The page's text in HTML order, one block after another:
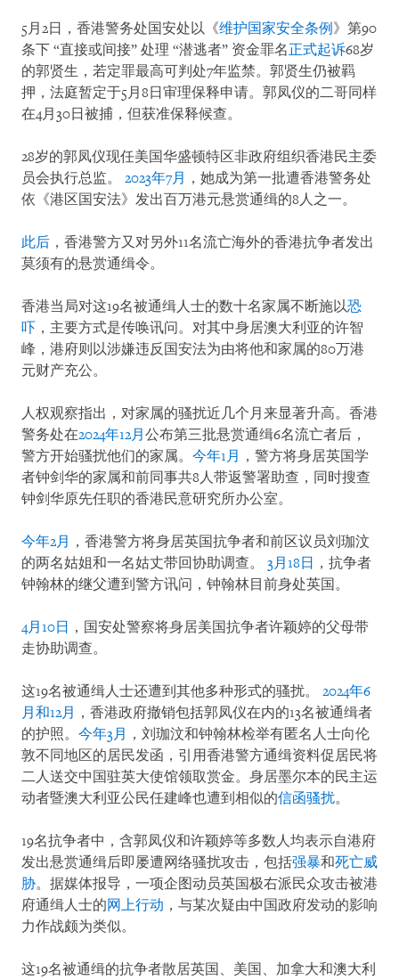
5月2日，香港警务处国安处以《维护国家安全条例 》第90
条下 “直接或间接” 处理 “潜逃者” 资金罪名正式起诉68岁
的郭贤生，若定罪最高可判处7年监禁。郭贤生仍被羁
押，法庭暂定于5月8日审理保释申请。郭凤仪的二哥同样
在4月30日被捕，但获准保释候查。
28岁的郭凤仪现任美国华盛顿特区非政府组织香港民主委
员会执行总监。 2023年7月 ，她成为第一批遭香港警务处
依《港区国安法》发出百万港元悬赏通缉的8人之一。
此后 ，香港警方又对另外11名流亡海外的香港抗争者发出
莫须有的悬赏通缉令。
香港当局对这19名被通缉人士的数十名家属不断施以恐
吓 ，主要方式是传唤讯问。对其中身居澳大利亚的许智
峰，港府则以涉嫌违反国安法为由将他和家属的80万港
元财产充公。
人权观察指出，对家属的骚扰近几个月来显著升高。香港
警务处在2024年12月 公布第三批悬赏通缉6名流亡者后，
警方开始骚扰他们的家属。 今年1月 ，警方将身居英国学
者钟剑华的家属和前同事共8人带返警署助查，同时搜查
钟剑华原先任职的香港民意研究所办公室。
今年2月 ，香港警方将身居英国抗争者和前区议员刘珈汶
的两名姑姐和一名姑丈带回协助调查。 3月18日 ，抗争者
钟翰林的继父遭到警方讯问，钟翰林目前身处英国。
4月10日 ，国安处警察将身居美国抗争者许颖婷的父母带
走协助调查。
这19名被通缉人士还遭到其他多种形式的骚扰。 2024年6
月和12月 ，香港政府撤销包括郭凤仪在内的13名被通缉者
的护照。 今年3月 ，刘珈汶和钟翰林检举有匿名人士向伦
敦不同地区的居民发函，引用香港警方通缉资料促居民将
二人送交中国驻英大使馆领取赏金。身居墨尔本的民主运
动者暨澳大利亚公民任建峰也遭到相似的信函骚扰。
19名抗争者中，含郭凤仪和许颖婷等多数人均表示自港府
发出悬赏通缉后即屡遭网络骚扰攻击，包括强暴和死亡威
胁。据媒体报导，一项企图动员英国极右派民众攻击被港
府通缉人士的网上行动 ，与某次疑由中国政府发动的影响
力作战颇为类似。
这19名被通缉的抗争者散居英国、美国、加拿大和澳大利